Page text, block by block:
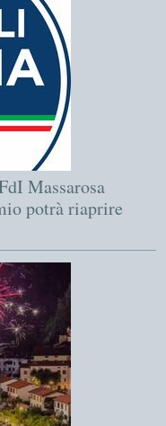
Massarosa
potrà riaprire